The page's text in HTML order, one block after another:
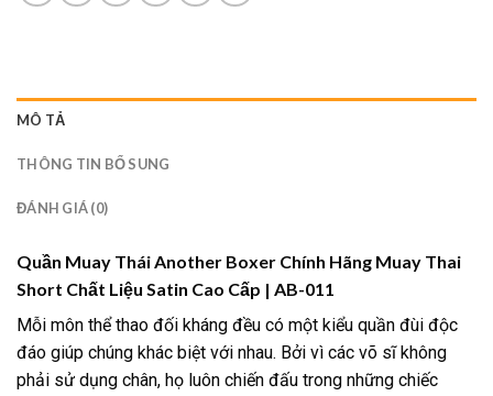
MÔ TẢ
THÔNG TIN BỔ SUNG
ĐÁNH GIÁ (0)
Quần Muay Thái Another Boxer Chính Hãng Muay Thai
Short Chất Liệu Satin Cao Cấp | AB-011
Mỗi môn thể thao đối kháng đều có một kiểu quần đùi độc
đáo giúp chúng khác biệt với nhau. Bởi vì các võ sĩ không
phải sử dụng chân, họ luôn chiến đấu trong những chiếc